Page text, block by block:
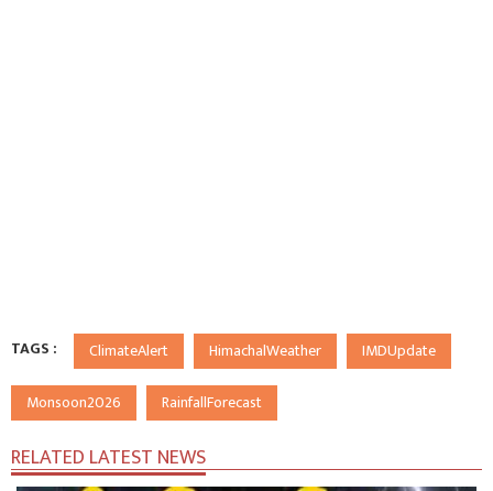
TAGS : ClimateAlert HimachalWeather IMDUpdate
Monsoon2026 RainfallForecast
RELATED LATEST NEWS